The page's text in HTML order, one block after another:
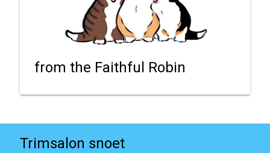
from the Faithful Robin
Trimsalon snoet